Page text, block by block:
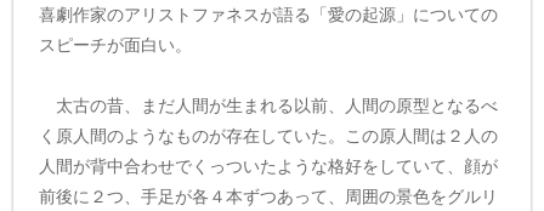
喜劇作家のアリストファネスが語る「愛の起源」についての
スピーチが面白い。
太古の昔、まだ人間が生まれる以前、人間の原型となるべ
く原人間のようなものが存在していた。この原人間は２人の
人間が背中合わせでくっついたような格好をしていて、顔が
前後に２つ、手足が各４本ずつあって、周囲の景色をグルリ